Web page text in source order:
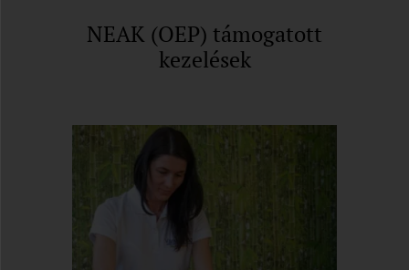
NEAK (OEP) támogatott
kezelések